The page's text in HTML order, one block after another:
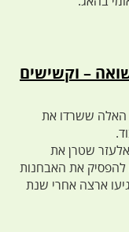
– וקשישים
האלה ששרדו את
שטרן את
להפסיק את האבחנות
ארצה אחרי שנת